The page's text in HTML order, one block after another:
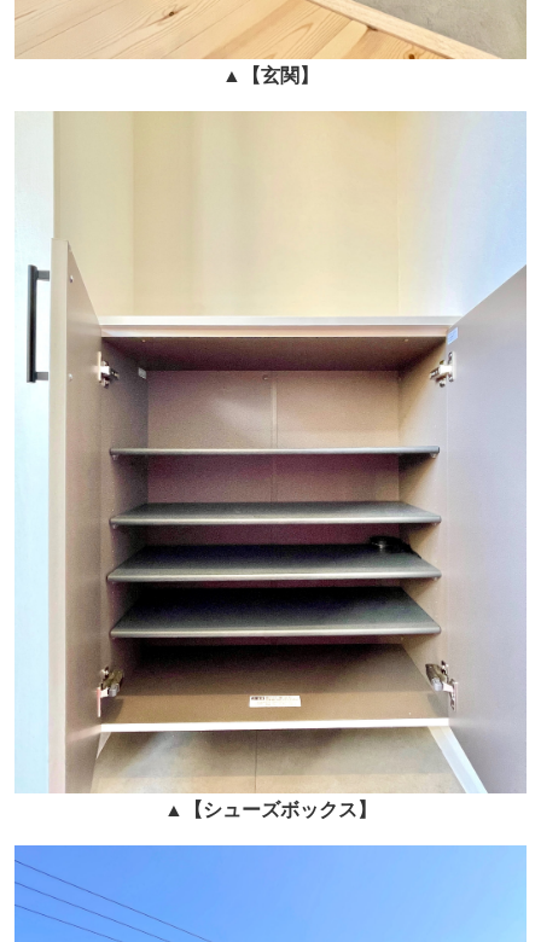
▲ 【玄関】
▲ 【シューズボックス】